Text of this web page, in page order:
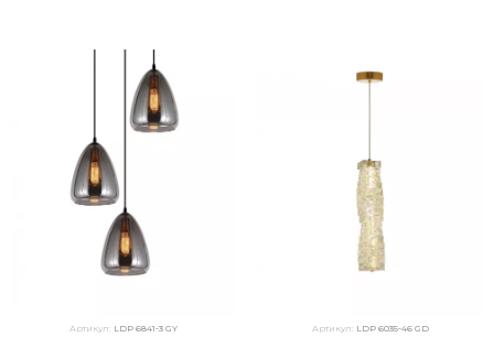
Артикул: LDP 6841-3 GY Артикул: LDP 6035-46 GD